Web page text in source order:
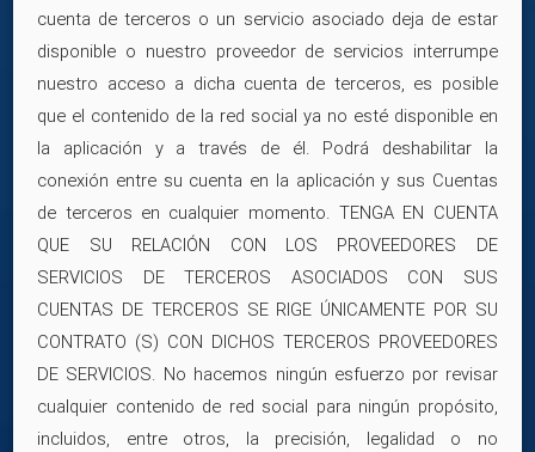
cuenta de terceros o un servicio asociado deja de estar
disponible o nuestro proveedor de servicios interrumpe
nuestro acceso a dicha cuenta de terceros, es posible
que el contenido de la red social ya no esté disponible en
la aplicación y a través de él. Podrá deshabilitar la
conexión entre su cuenta en la aplicación y sus Cuentas
de terceros en cualquier momento. TENGA EN CUENTA
QUE SU RELACIÓN CON LOS PROVEEDORES DE
SERVICIOS DE TERCEROS ASOCIADOS CON SUS
CUENTAS DE TERCEROS SE RIGE ÚNICAMENTE POR SU
CONTRATO (S) CON DICHOS TERCEROS PROVEEDORES
DE SERVICIOS. No hacemos ningún esfuerzo por revisar
cualquier contenido de red social para ningún propósito,
incluidos, entre otros, la precisión, legalidad o no